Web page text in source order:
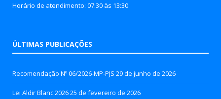
Horário de atendimento: 07:30 às 13:30
ÚLTIMAS PUBLICAÇÕES
Recomendação Nº 06/2026-MP-PJS 29 de junho de 2026
Lei Aldir Blanc 202625 de fevereiro de 2026